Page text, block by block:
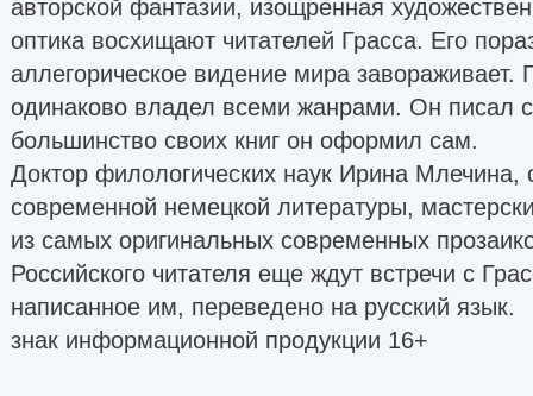
авторской фантазии, изощренная
оптика восхищают читателей Грасса. Его
аллегорическое видение мира завораживает.
одинаково владел всеми жанрами. Он писал
большинство своих книг он оформил сам.
Доктор филологических наук Ирина Млечина,
современной немецкой литературы,
из самых оригинальных современных
Российского читателя еще ждут встречи с
написанное им, переведено на русский язык.
знак информационной продукции 16+